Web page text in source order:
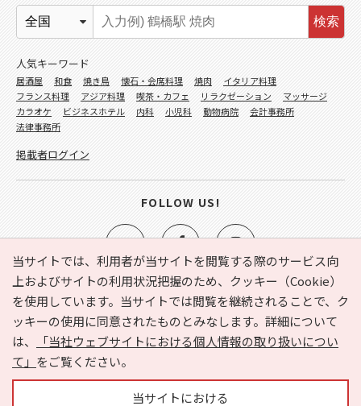
当サイトでは、利用者が当サイトを閲覧する際のサービス向
上およびサイトの利用状況把握のため、クッキー（Cookie）
を使用しています。当サイトでは閲覧を継続されることで、ク
ッキーの使用に同意されたものとみなします。詳細について
は、
「当社ウェブサイトにおける個人情報の取り扱いについ
て」 をご覧ください。
当サイトにおける
e-NAVITA（イーナビタ）とは？ お気に入り
ヘルプ
利用規約
個人情報の取り扱いについて
運営会社
サイトマップ
広告掲載に関するお問い合わせ
検索
人気キーワード
居酒屋 和食 焼き鳥 懐石・会席料理 焼肉
イタリア料理
フランス料理
アジア料理 喫茶・カフェ リラクゼーション
マッサージ
カラオケ
ビジネスホテル 内科 小児科 動物病院
会計事務所
法律事務所
掲載者ログイン
FOLLOW US!